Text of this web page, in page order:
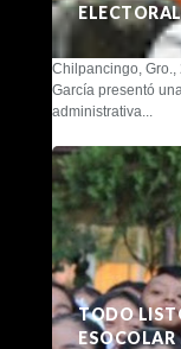
ELECTORAL
Chilpancingo,
García presentó
administrativa...
TODO